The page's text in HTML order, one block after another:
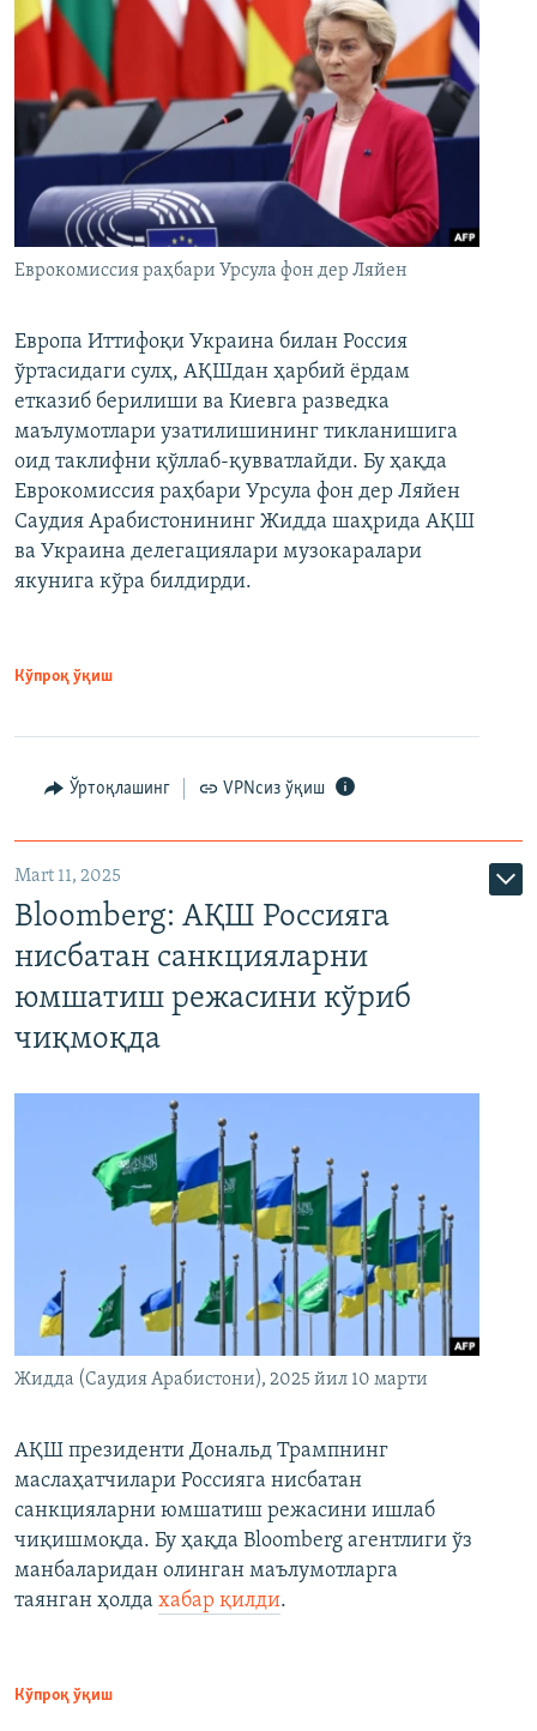
Еврокомиссия раҳбари Урсула фон дер Ляйен
Европа Иттифоқи Украина билан Россия
ўртасидаги сулҳ, АҚШдан ҳарбий ёрдам
етказиб берилиши ва Киевга разведка
маълумотлари узатилишининг тикланишига
оид таклифни қўллаб-қувватлайди. Бу ҳақда
Еврокомиссия раҳбари Урсула фон дер Ляйен
Саудия Арабистонининг Жидда шаҳрида АҚШ
ва Украина делегациялари музокаралари
якунига кўра билдирди.
Кўпроқ ўқиш
Ўртоқлашинг VPNсиз ўқиш
Mart 11, 2025
Bloomberg: АҚШ Россияга
нисбатан санкцияларни
юмшатиш режасини кўриб
чиқмоқда
Жидда (Саудия Арабистони), 2025 йил 10 марти
АҚШ президенти Дональд Трампнинг
маслаҳатчилари Россияга нисбатан
санкцияларни юмшатиш режасини ишлаб
чиқишмоқда. Бу ҳақда Bloomberg агентлиги ўз
манбаларидан олинган маълумотларга
таянган ҳолда хабар қилди.
Кўпроқ ўқиш